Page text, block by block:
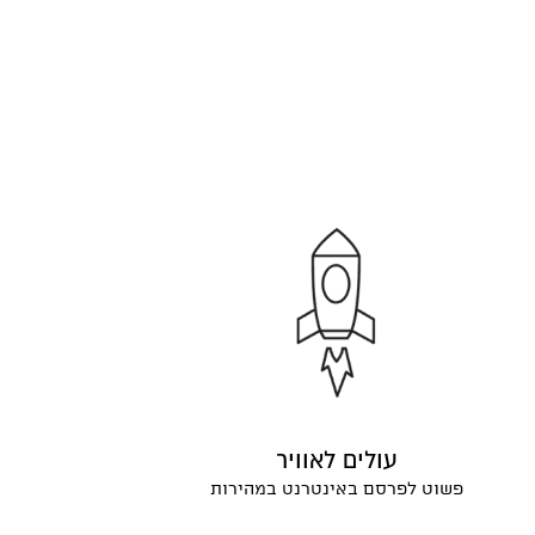
עולים לאוויר
פשוט לפרסם באינטרנט במהירות